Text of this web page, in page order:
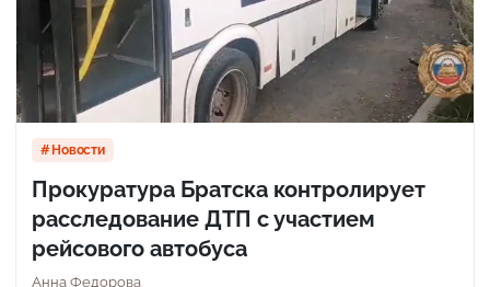
Новости
Прокуратура Братска контролирует
расследование ДТП с участием
рейсового автобуса
Анна Федорова